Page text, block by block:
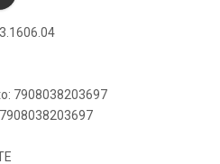
7908038203697